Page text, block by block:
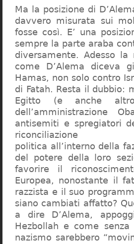
Ma la posizione di
davvero misurata sui
fosse così. E’ una
sempre la parte araba
diversamente. Adesso
come D’Alema diceva
Hamas, non solo contro
di Fatah. Resta il dubbio:
Egitto (e anche
dell’amministrazione
antisemiti e spregiatori
riconciliazione
politica all’interno della
del potere della loro
favorire il
Europea, nonostante il
razzista e il suo
siano cambiati affatto?
a dire D’Alema,
Hezbollah e come
nazismo sarebbero